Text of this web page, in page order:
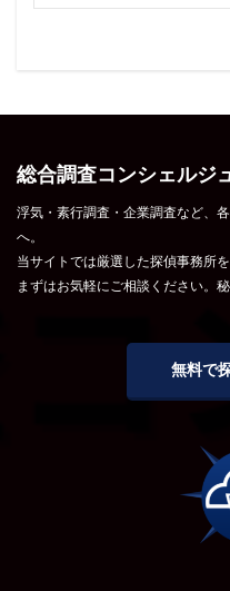
総合調査コンシェルジ
浮気・素行調査・企業調査など、
へ。
当サイトでは厳選した探偵事務所
まずはお気軽にご相談ください。
無料で